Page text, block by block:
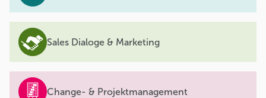
Sales Dialoge & Marketing
Change- & Projektmanagement